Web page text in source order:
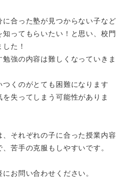
合った塾が見つからない子など
ってもらいたい！と思い、校門
た！
強の内容は難しくなっていきま
くのがとても困難になります
失ってしまう可能性がありま
それぞれの子に合った授業内容
苦手の克服もしやすいです。
お問い合わせください。